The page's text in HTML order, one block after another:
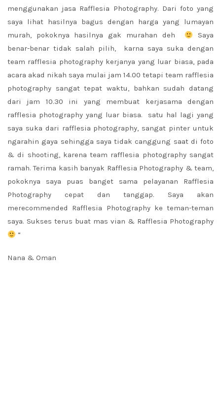
menggunakan jasa Rafflesia Photography. Dari foto yang
saya lihat hasilnya bagus dengan harga yang lumayan
murah, pokoknya hasilnya gak murahan deh
Saya
benar-benar tidak salah pilih, karna saya suka dengan
team rafflesia photography kerjanya yang luar biasa, pada
acara akad nikah saya mulai jam 14.00 tetapi team rafflesia
photography sangat tepat waktu, bahkan sudah datang
dari jam 10.30 ini yang membuat kerjasama dengan
rafflesia photography yang luar biasa. satu hal lagi yang
saya suka dari rafflesia photography, sangat pinter untuk
ngarahin gaya sehingga saya tidak canggung saat di foto
& di shooting, karena team rafflesia photography sangat
ramah. Terima kasih banyak Rafflesia Photography & team,
pokoknya saya puas banget sama pelayanan Rafflesia
Photography cepat dan tanggap. Saya akan
merecommended Rafflesia Photography ke teman-teman
saya. Sukses terus buat mas vian & Rafflesia Photography
“
Nana & Oman